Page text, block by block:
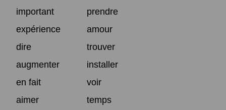
important
prendre
expérience
amour
dire
trouver
augmenter
installer
en fait
voir
aimer
temps